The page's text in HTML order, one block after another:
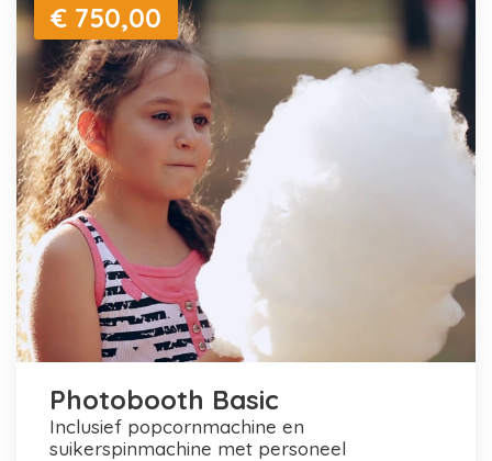
€ 750,00
Photobooth Basic
inclusief popcornmachine en
suikerspinmachine met personeel